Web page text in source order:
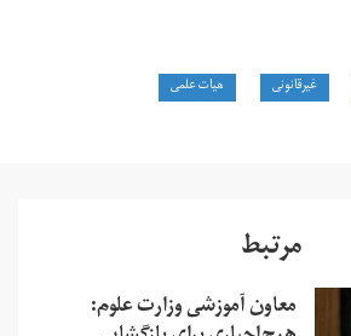
غیرقانونی هیات علمی
مرتبط
معاون آموزشی وزارت علوم: